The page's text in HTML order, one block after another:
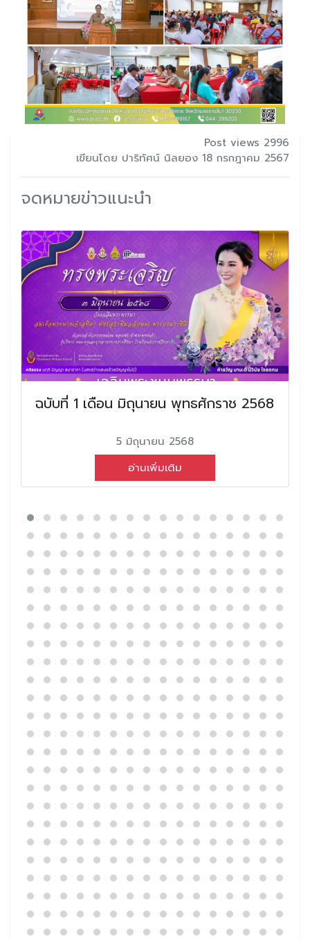
Post views 2996
เขียนโดย ปาริทัศน์ นิลยอง 18 กรกฎาคม 2567
จดหมายข่าวแนะนำ
ฉบับที่ 1 เดือน มิถุนายน พุทธศักราช 2568
5 มิถุนายน 2568
อ่านเพิ่มเติม